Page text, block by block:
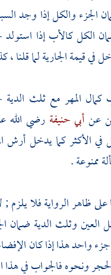
الجزء والكل إذا وجد
الكل كالأب إذا استولد
في قيمة الجارية لما قلنا ،
المهر مع ثلث الدية
عنأبي حنيفةرضي الله
في الأكثر كما يدخل أرش
ممنوعة .
ظاهر الرواية فلا يلزم ;
وثلث الدية ضمان
واحد هذا إذا كان
ونحوه فالجواب في